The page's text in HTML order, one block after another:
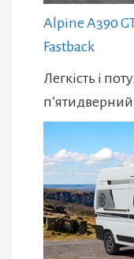
Alpine A390
Fastback
Легкість і